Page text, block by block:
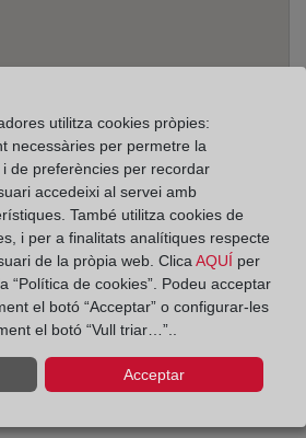
7º, 9005
a viernes de 09:00 a 14:00 horas
utilitza cookies pròpies:
necessàries per permetre la
de preferències per recordar
accedeixi al servei amb
També utilitza cookies de
i per a finalitats analítiques respecte
de la pròpia web. ClicaAQUÍ per
“Política de cookies”. Podeu acceptar
el botó “Acceptar” o configurar-les
el botó “Vull triar…”..
Acceptar